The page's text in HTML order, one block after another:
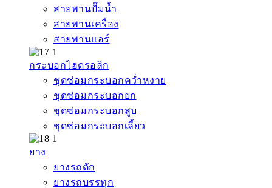
สายพานปั๊มน้ำ
สายพานเครื่อง
สายพานแอร์
กระบอกไฮดรอลิก
ชุดซ่อมกระบอกคว่ำหงาย
ชุดซ่อมกระบอกยก
ชุดซ่อมกระบอกสูบ
ชุดซ่อมกระบอกเลี้ยว
ยาง
ยางรถตัก
ยางรถบรรทุก